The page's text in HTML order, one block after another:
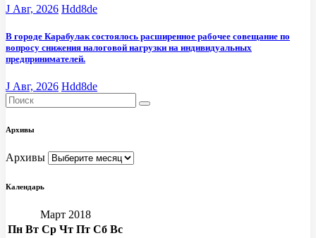
J Авг, 2026 Hdd8de
В городе Карабулак состоялось расширенное рабочее совещание по
вопросу снижения налоговой нагрузки на индивидуальных
предпринимателей.
J Авг, 2026 Hdd8de
Архивы
Архивы
Календарь
Март 2018
Пн Вт Ср Чт Пт Сб Вс